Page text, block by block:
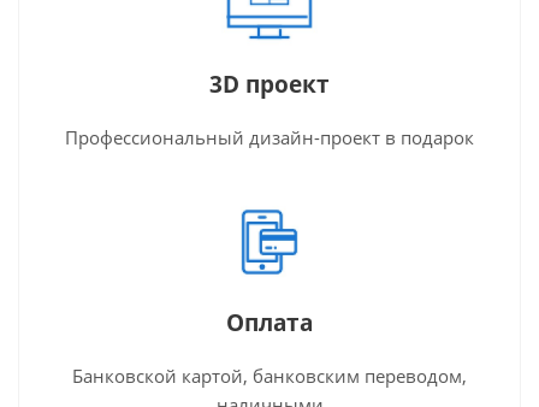
3D проект
Профессиональный дизайн-проект в подарок
Оплата
Банковской картой, банковским переводом,